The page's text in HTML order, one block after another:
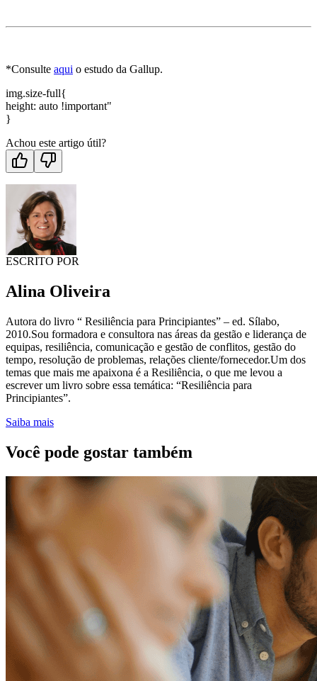
*Consulte aqui o estudo da Gallup.
img.size-full{
height: auto !important"
}
Achou este artigo útil?
ESCRITO POR
Alina Oliveira
Autora do livro “ Resiliência para Principiantes” – ed. Sílabo,
2010.Sou formadora e consultora nas áreas da gestão e liderança de
equipas, resiliência, comunicação e gestão de conflitos, gestão do
tempo, resolução de problemas, relações cliente/fornecedor.Um dos
temas que mais me apaixona é a Resiliência, o que me levou a
escrever um livro sobre essa temática: “Resiliência para
Principiantes”.
Saiba mais
Você pode gostar também